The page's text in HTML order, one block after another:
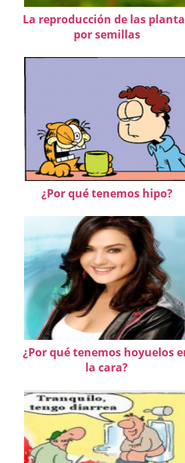
La reproducción de las
por semillas
¿Por qué tenemos hipo?
¿Por qué tenemos hoyuelos
la cara?